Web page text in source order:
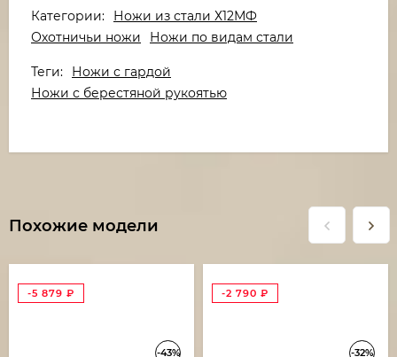
Категории:
Ножи из стали Х12МФ
Охотничьи ножи
Ножи по видам стали
Теги:
Ножи с гардой
Ножи с берестяной рукоятью
Похожие модели
-43%
-5 879 ₽
-32%
-2 790 ₽